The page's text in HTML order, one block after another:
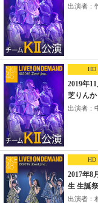
出演者：
HD
2019年
芝りん
出演者：
HD
2017年8
生 生誕祭
出演者：